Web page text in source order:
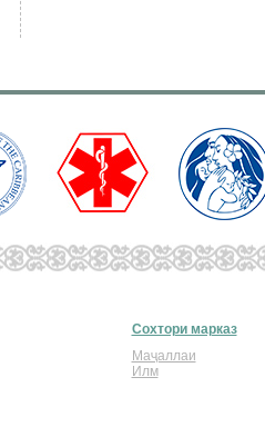
Сохтори марказ
Маҷаллаи
Илм